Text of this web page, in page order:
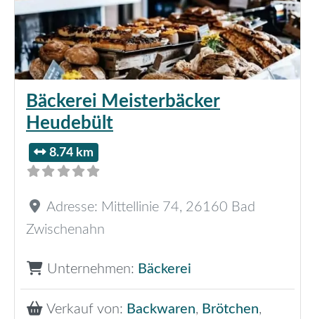
Bäckerei Meisterbäcker
Heudebült
8.74 km
Adresse: Mittellinie 74, 26160 Bad
Zwischenahn
Unternehmen: Bäckerei
Verkauf von: Backwaren, Brötchen,